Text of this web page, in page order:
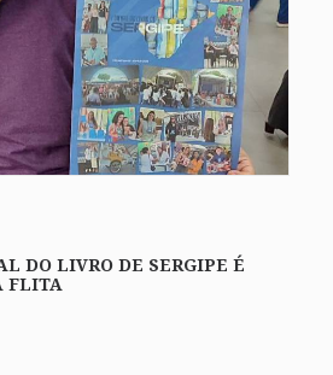
DO LIVRO DE SERGIPE É
FLITA